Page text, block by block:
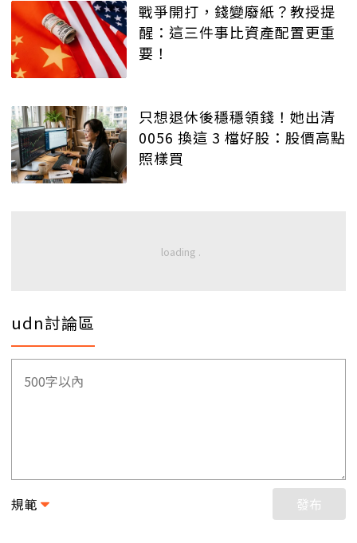
戰爭開打，錢變廢紙？教授提
醒：這三件事比資產配置更重
要！
只想退休後穩穩領錢！她出清
0056 換這 3 檔好股：股價高點
照樣買
udn討論區
規範 發布